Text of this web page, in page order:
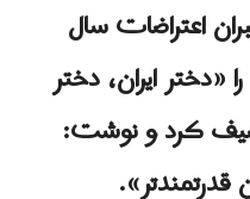
اعتراضات سال
را «دختر ایران، دختر
کرد و نوشت: